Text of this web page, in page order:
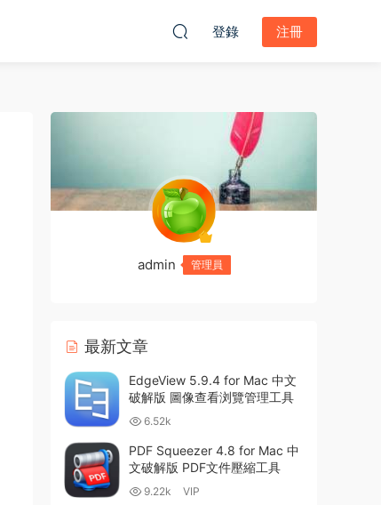
登錄 注冊
admin 管理員
最新文章
EdgeView 5.9.4 for Mac 中文
破解版 圖像查看浏覽管理工具
6.52k
PDF Squeezer 4.8 for Mac 中
文破解版 PDF文件壓縮工具
9.22k VIP